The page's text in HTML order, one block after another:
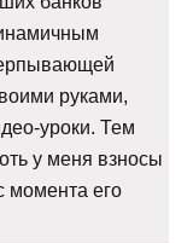
руками,
уроки. Тем
у меня взносы
момента его